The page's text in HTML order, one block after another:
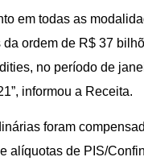
em todas as
ordem de R$ 37
no período de
informou a Receita.
foram
alíquotas de PIS/